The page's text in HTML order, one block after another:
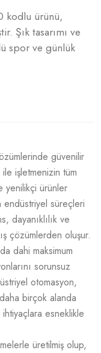
kodlu ürünü,
Şık tasarımı ve
spor ve günlük
güvenilir
işletmenizin tüm
yenilikçi ürünler
endüstriyel süreçleri
dayanıklılık ve
çözümlerden oluşur.
dahi maksimum
sorunsuz
otomasyon,
birçok alanda
esneklikle
üretilmiş olup,